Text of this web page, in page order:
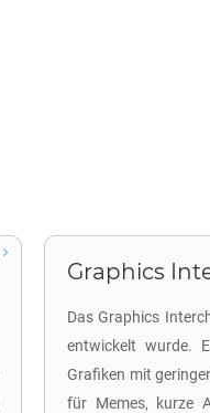
Graphics
Das Graphics
entwickelt wurde.
Grafiken mit
für Memes, kurze